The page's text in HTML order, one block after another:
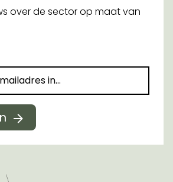
over de sector op maat van